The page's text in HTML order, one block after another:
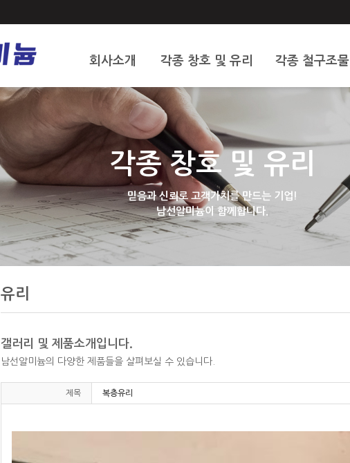
회사소개
인사말
오시는 길
각종 창호 및 유리
알미늄 및 창호
도어문
중문
현관문
대문
각종 철구조물
각종 창호 및 유리
믿음과 신뢰로 고객가치를 만드는 기업!
남선알미늄이 함께합니다.
유리
갤러리 및 제품소개입니다.
남선알미늄의 다양한 제품들을 살펴보실 수 있습니다.
제목 복층유리